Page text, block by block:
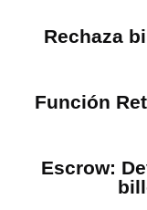
Rechaza
Función
Escrow: